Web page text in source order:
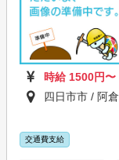
時給 1500円〜
四日市市 / 阿
交通費支給